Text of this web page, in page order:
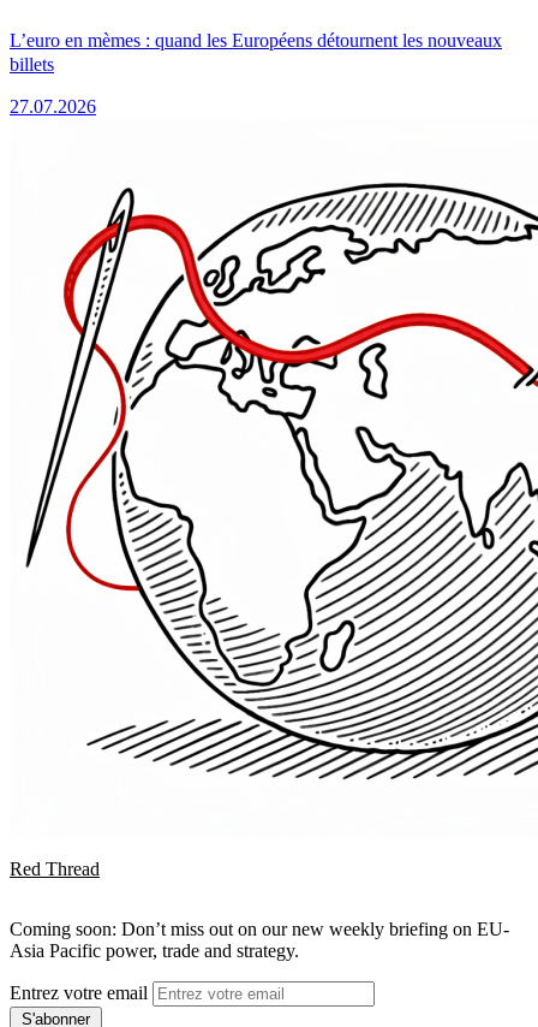
L’euro en mèmes : quand les Européens détournent les nouveaux
billets
27.07.2026
Red Thread
Coming soon: Don’t miss out on our new weekly briefing on EU-
Asia Pacific power, trade and strategy.
Entrez votre email
S'abonner